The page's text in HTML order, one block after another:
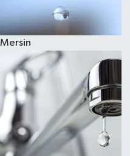
Mersin